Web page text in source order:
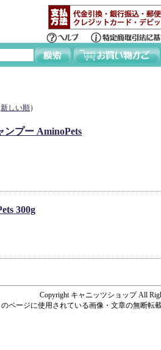
新しい順）
プー AminoPets
300g
Copyright キャニッツショップ All
のページに使用されている画像・文章の無断転